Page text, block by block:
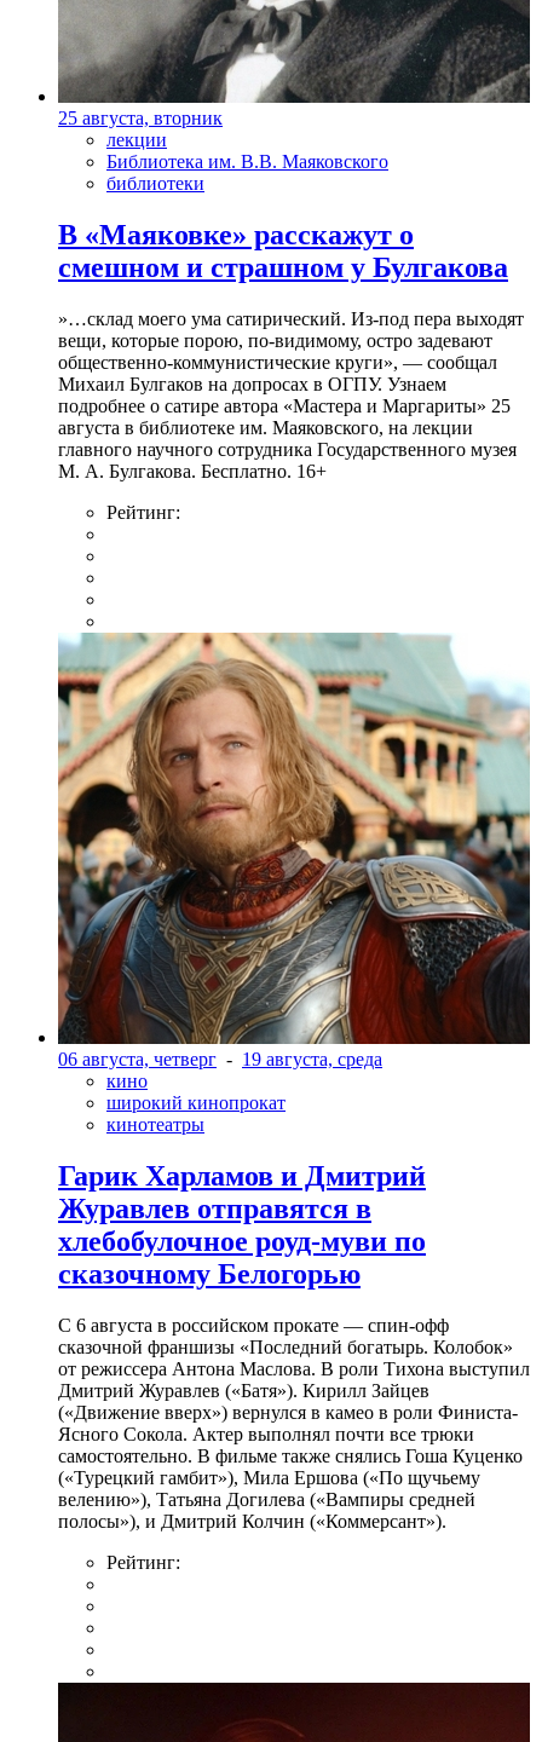
25 августа, вторник
лекции
Библиотека им. В.В. Маяковского
библиотеки
В «Маяковке» расскажут о
смешном и страшном у Булгакова
»…склад моего ума сатирический. Из-под пера выходят
вещи, которые порою, по-видимому, остро задевают
общественно-коммунистические круги», — сообщал
Михаил Булгаков на допросах в ОГПУ. Узнаем
подробнее о сатире автора «Мастера и Маргариты» 25
августа в библиотеке им. Маяковского, на лекции
главного научного сотрудника Государственного музея
М. А. Булгакова. Бесплатно. 16+
Рейтинг:
06 августа, четверг - 19 августа, среда
кино
широкий кинопрокат
кинотеатры
Гарик Харламов и Дмитрий
Журавлев отправятся в
хлебобулочное роуд-муви по
сказочному Белогорью
С 6 августа в российском прокате — спин-офф
сказочной франшизы «Последний богатырь. Колобок»
от режиссера Антона Маслова. В роли Тихона выступил
Дмитрий Журавлев («Батя»). Кирилл Зайцев
(«Движение вверх») вернулся в камео в роли Финиста-
Ясного Сокола. Актер выполнял почти все трюки
самостоятельно. В фильме также снялись Гоша Куценко
(«Турецкий гамбит»), Мила Ершова («По щучьему
велению»), Татьяна Догилева («Вампиры средней
полосы»), и Дмитрий Колчин («Коммерсант»).
Рейтинг: